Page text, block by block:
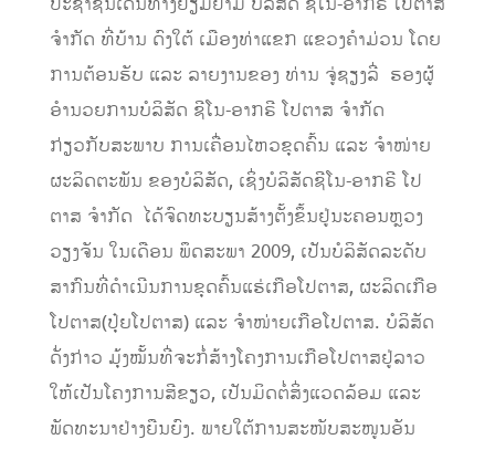
ຈໍາກັດ ທີ່ບ້ານ ດົງໃຕ້ ເມືອງທ່າແຂກ ແຂວງຄໍາມ່ວນ ໂດຍ
ການຕ້ອນຮັບ ແລະ ລາຍງານຂອງ ທ່ານ ຈູ່ຊຽງລີ່ ຮອງຜູ້
ອຳນວຍການບໍລິສັດ ຊີໂນ-ອາກຣີ ໂປຕາສ ຈໍາກັດ
ກ່ຽວກັບສະພາບ ການເຄື່ອນໄຫວຂຸດຄົ້ນ ແລະ ຈໍາໜ່າຍ
ຜະລິດຕະພັນ ຂອງບໍລິສັດ, ເຊິ່ງບໍລິສັດຊີໂນ-ອາກຣີ ໂປ
ຕາສ ຈໍາກັດ ໄດ້ຈົດທະບຽນສ້າງຕັ້ງຂຶ້ນຢູ່ນະຄອນຫຼວງ
ວຽງຈັນ ໃນເດືອນ ພຶດສະພາ 2009, ເປັນບໍລິສັດລະດັບ
ສາກົນທີ່ດໍາເນີນການຂຸດຄົ້ນແຮ່ເກືອໂປຕາສ, ຜະລິດເກືອ
ໂປຕາສ(ປຸ໋ຍໂປຕາສ) ແລະ ຈໍາໜ່າຍເກືອໂປຕາສ. ບໍລິສັດ
ດັ່ງກ່າວ ມຸ້ງໝັ້ນທີ່ຈະກໍ່ສ້າງໂຄງການເກືອໂປຕາສຢູ່ລາວ
ໃຫ້ເປັນໂຄງການສີຂຽວ, ເປັນມິດຕໍ່ສິ່ງແວດລ້ອມ ແລະ
ພັດທະນາຢ່າງຍືນຍົງ. ພາຍໃຕ້ການສະໜັບສະໜູນອັນ